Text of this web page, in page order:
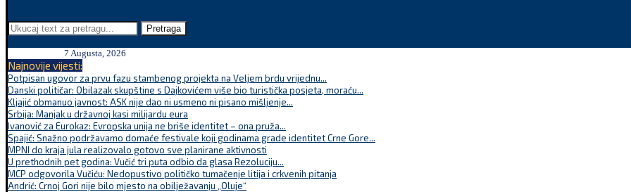
Pretraga
7 Augusta, 2026
Najnovije vijesti:
Potpisan ugovor za prvu fazu stambenog projekta na Veljem brdu vrijednu...
Danski političar: Obilazak skupštine s Dajkovićem više bio turistička posjeta, moraću...
Kljajić obmanuo javnost: ASK nije dao ni usmeno ni pisano mišljenje...
Srbija: Manjak u državnoj kasi milijardu eura
Ivanović za Eurokaz: Evropska unija ne briše identitet – ona pruža...
Spajić: Snažno podržavamo domaće festivale koji godinama grade identitet Crne Gore...
MPNI do kraja jula realizovalo gotovo sve planirane aktivnosti
U prethodnih pet godina: Vučić tri puta odbio da glasa Rezoluciju...
MCP odgovorila Vučiću: Nedopustivo političko tumačenje litija i crkvenih pitanja
Andrić: Crnoj Gori nije bilo mjesto na obilježavanju „Oluje“